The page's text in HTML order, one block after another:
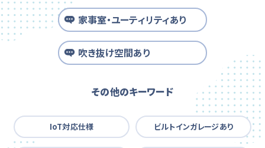
家事室・ユーティリティあり
吹き抜け空間あり
その他のキーワード
IoT対応仕様 ビルトインガレージあり